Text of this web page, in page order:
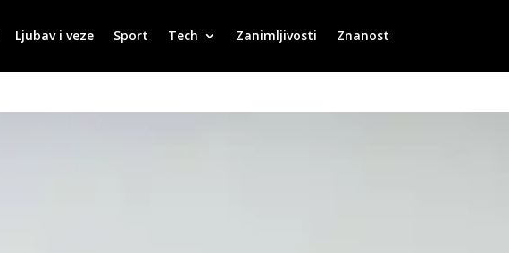
Ljubav i veze Sport Tech Zanimljivosti Znanost